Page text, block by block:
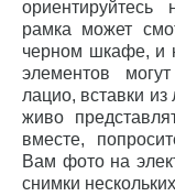
ориентируйтесь
рамка может
черном шкафе, и
элементов
лацио, вставки
живо
вместе,
Вам фото на
снимки